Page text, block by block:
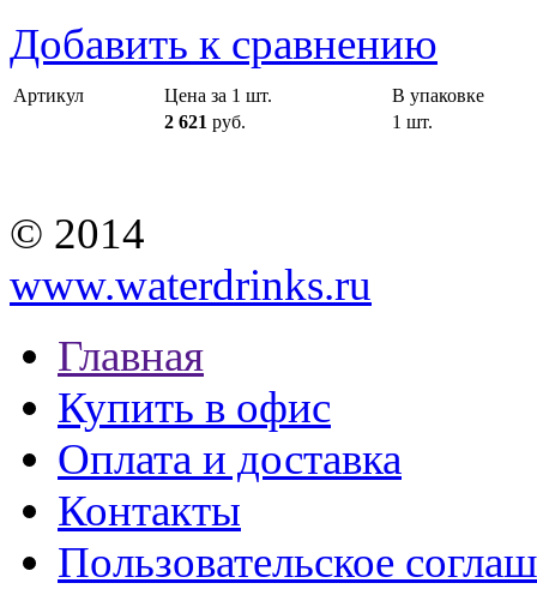
Добавить к сравнению
Артикул Цена за 1 шт.
В упаковке
2 621 руб. 1 шт.
© 2014
www.waterdrinks.ru
Главная
Купить в офис
Оплата и доставка
Контакты
Пользовательское